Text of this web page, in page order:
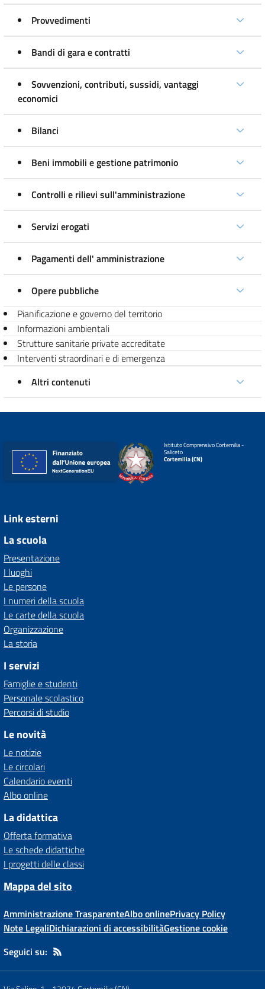
Provvedimenti
Bandi di gara e contratti
Sovvenzioni, contributi, sussidi, vantaggi
economici
Bilanci
Beni immobili e gestione patrimonio
Controlli e rilievi sull'amministrazione
Servizi erogati
Pagamenti dell' amministrazione
Opere pubbliche
Pianificazione e governo del territorio
Informazioni ambientali
Strutture sanitarie private accreditate
Interventi straordinari e di emergenza
Altri contenuti
Istituto Comprensivo Cortemilia -
Saliceto
Cortemilia (CN)
Link esterni
La scuola
Presentazione
I luoghi
Le persone
I numeri della scuola
Le carte della scuola
Organizzazione
La storia
I servizi
Famiglie e studenti
Personale scolastico
Percorsi di studio
Le novità
Le notizie
Le circolari
Calendario eventi
Albo online
La didattica
Offerta formativa
Le schede didattiche
I progetti delle classi
Mappa del sito
Amministrazione TrasparenteAlbo onlinePrivacy Policy
Note LegaliDichiarazioni di accessibilitàGestione cookie
Seguici su: